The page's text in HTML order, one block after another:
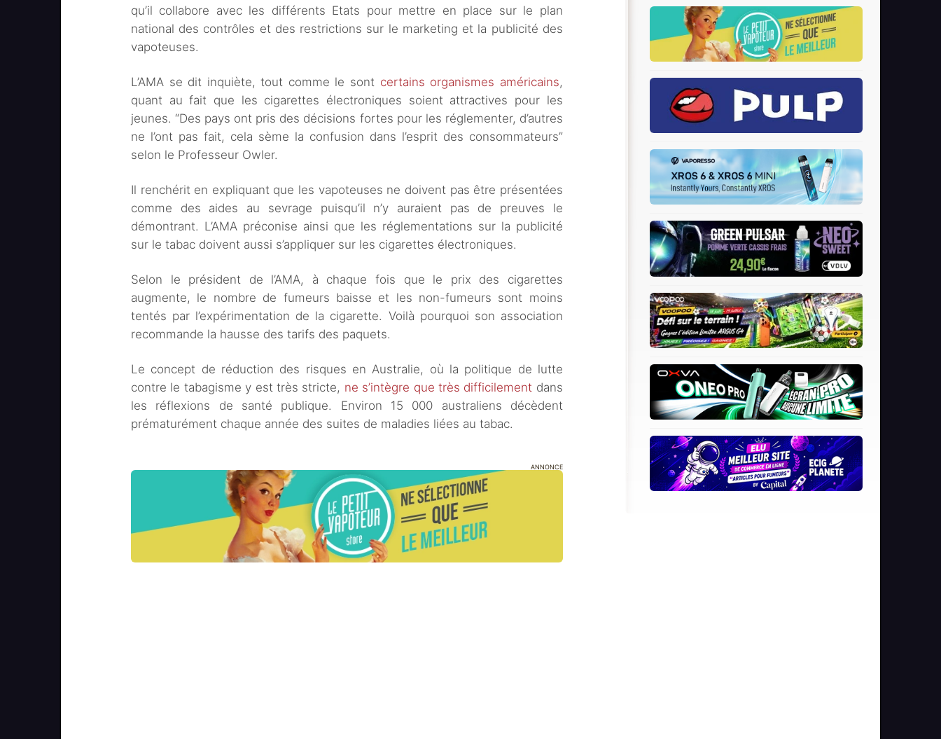
qu’il collabore avec les différents Etats pour mettre en place sur le plan
national des contrôles et des restrictions sur le marketing et la publicité des
vapoteuses.
L’AMA se dit inquiète, tout comme le sont certains organismes américains,
quant au fait que les cigarettes électroniques soient attractives pour les
jeunes. “Des pays ont pris des décisions fortes pour les réglementer, d’autres
ne l’ont pas fait, cela sème la confusion dans l’esprit des consommateurs”
selon le Professeur Owler.
Il renchérit en expliquant que les vapoteuses ne doivent pas être présentées
comme des aides au sevrage puisqu’il n’y auraient pas de preuves le
démontrant. L’AMA préconise ainsi que les réglementations sur la publicité
sur le tabac doivent aussi s’appliquer sur les cigarettes électroniques.
Selon le président de l’AMA, à chaque fois que le prix des cigarettes
augmente, le nombre de fumeurs baisse et les non-fumeurs sont moins
tentés par l’expérimentation de la cigarette. Voilà pourquoi son association
recommande la hausse des tarifs des paquets.
Le concept de réduction des risques en Australie, où la politique de lutte
contre le tabagisme y est très stricte, ne s’intègre que très difficilement dans
les réflexions de santé publique. Environ 15 000 australiens décèdent
prématurément chaque année des suites de maladies liées au tabac.
ANNONCE